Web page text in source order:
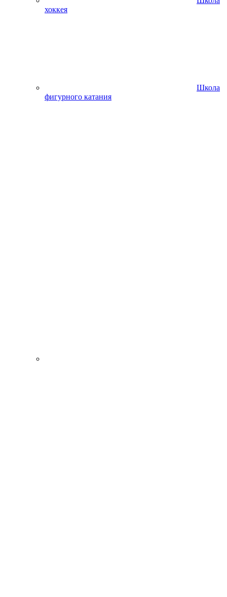
хоккея
Школа
фигурного катания